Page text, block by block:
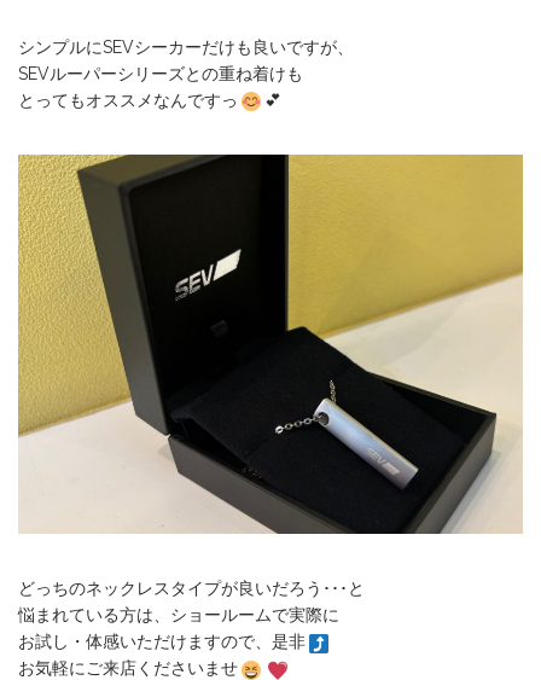
シンプルにSEVシーカーだけも良いですが、
SEVルーパーシリーズとの重ね着けも
とってもオススメなんですっ
💕
どっちのネックレスタイプが良いだろう･･･と
悩まれている方は、ショールームで実際に
お試し・体感いただけますので、是非
お気軽にご来店くださいませ